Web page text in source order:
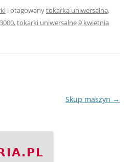
i otagowanytokarka uniwersalna,
,tokarki uniwersalne9 kwietnia
Skup maszyn →